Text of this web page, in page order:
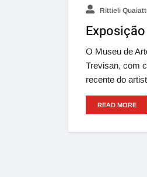
Rittieli
O Museu de
Trevisan, com
recente do
READ MORE